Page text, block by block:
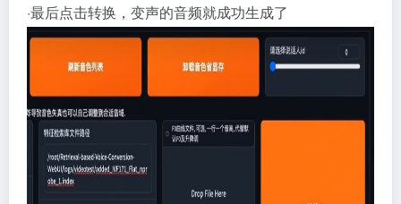
·最后点击转换，变声的音频就成功生成了